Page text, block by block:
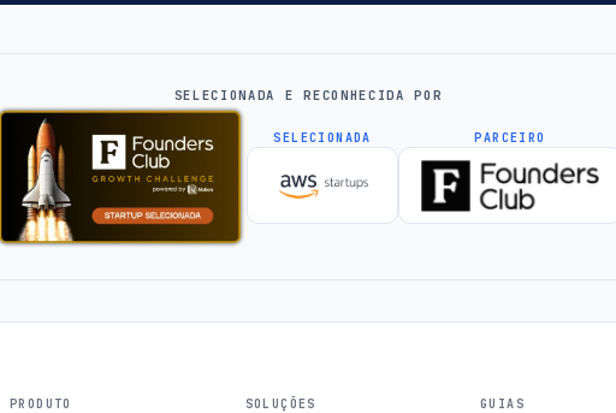
SELECIONADA E RECONHECIDA POR
SELECIONADA PARCEIRO
PRODUTO SOLUÇÕES GUIAS